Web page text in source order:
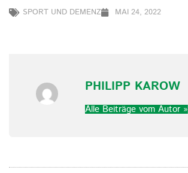
SPORT UND DEMENZ MAI 24, 2022
PHILIPP KAROW
Alle Beiträge vom Autor »